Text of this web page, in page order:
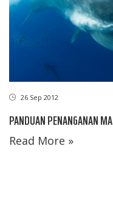
26 Sep 2012
PANDUAN PENANGANAN
Read More »